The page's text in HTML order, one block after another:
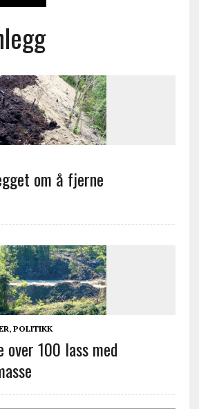
om å fjerne
, POLITIKK
100 lass med